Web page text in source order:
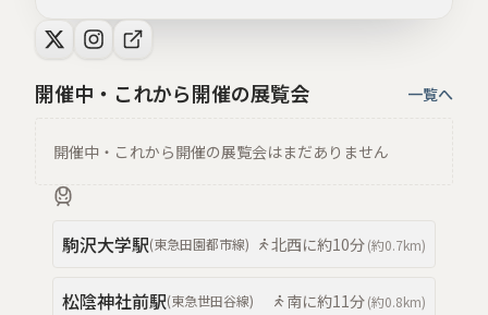
開催中・これから開催の展覧会 一覧へ
開催中・これから開催の展覧会はまだありません
駒沢大学駅(東急田園都市線) 北西に約10分(約0.7km)
松陰神社前駅(東急世田谷線) 南に約11分(約0.8km)